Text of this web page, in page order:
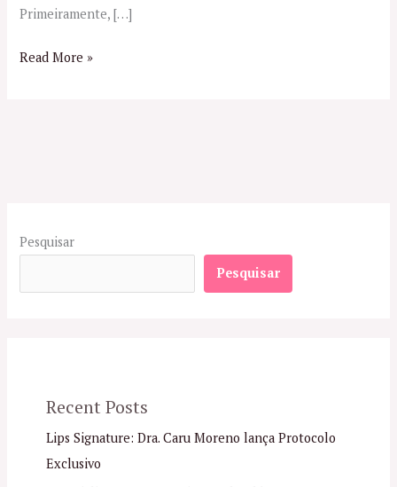
Primeiramente, […]
Read More »
Pesquisar
Pesquisar
Recent Posts
Lips Signature: Dra. Caru Moreno lança Protocolo
Exclusivo